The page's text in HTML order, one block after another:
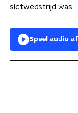
slotwedstrijd was.
Speel audio af